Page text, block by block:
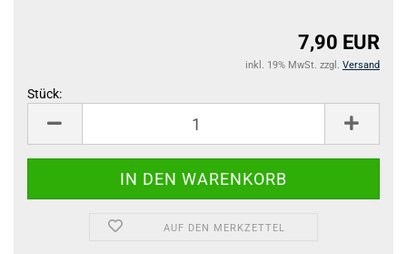
7,90 EUR
inkl. 19% MwSt. zzgl. Versand
Stück:
AUF DEN MERKZETTEL